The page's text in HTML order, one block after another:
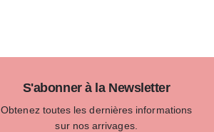
S'abonner à la Newsletter
Obtenez toutes les dernières informations
sur nos arrivages.